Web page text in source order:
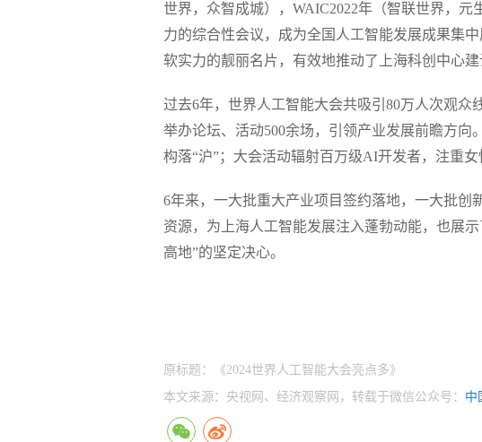
世界，众智成城），WAIC2022年（智联世界，
力的综合性会议，成为全国人工智能发展成果集
软实力的靓丽名片，有效地推动了上海科创中心建
过去6年，世界人工智能大会共吸引80万人次观
举办论坛、活动500余场，引领产业发展前瞻方
构落“沪”；大会活动辐射百万级AI开发者，注重
6年来，一大批重大产业项目签约落地，一大批
资源，为上海人工智能发展注入蓬勃动能，也展
高地”的坚定决心。
原标题：《2024世界人工智能大会亮点多》
本文来源：央视网、经济观察网，转载于微信公众号： 中